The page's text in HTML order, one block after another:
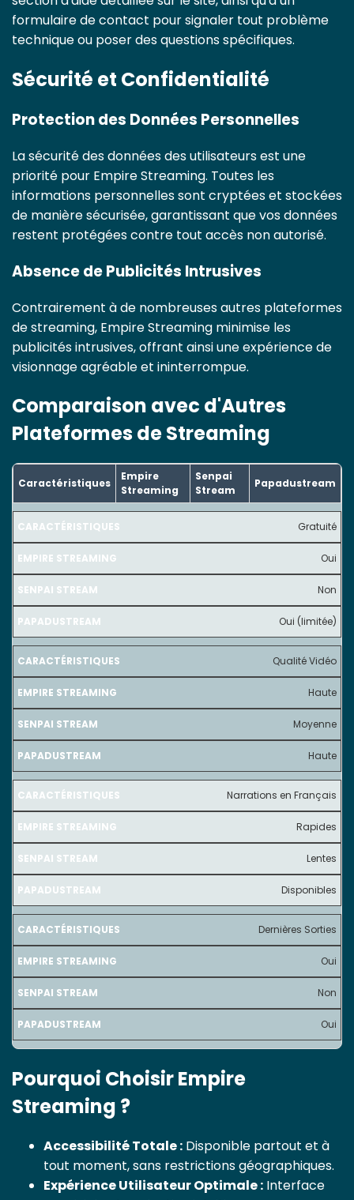
formulaire de contact pour signaler tout problème
technique ou poser des questions spécifiques.
Sécurité et Confidentialité
Protection des Données Personnelles
La sécurité des données des utilisateurs est une
priorité pour Empire Streaming. Toutes les
informations personnelles sont cryptées et stockées
de manière sécurisée, garantissant que vos données
restent protégées contre tout accès non autorisé.
Absence de Publicités Intrusives
Contrairement à de nombreuses autres plateformes
de streaming, Empire Streaming minimise les
publicités intrusives, offrant ainsi une expérience de
visionnage agréable et ininterrompue.
Comparaison avec d'Autres
Plateformes de Streaming
Caractéristiques
Empire
Streaming
Senpai
Stream
Papadustream
Gratuité
Oui
Non
Oui (limitée)
Qualité Vidéo
Haute
Moyenne
Haute
Narrations en Français
Rapides
Lentes
Disponibles
Dernières Sorties
Oui
Non
Oui
Pourquoi Choisir Empire
Streaming ?
Accessibilité Totale : Disponible partout et à
tout moment, sans restrictions géographiques.
Expérience Utilisateur Optimale : Interface